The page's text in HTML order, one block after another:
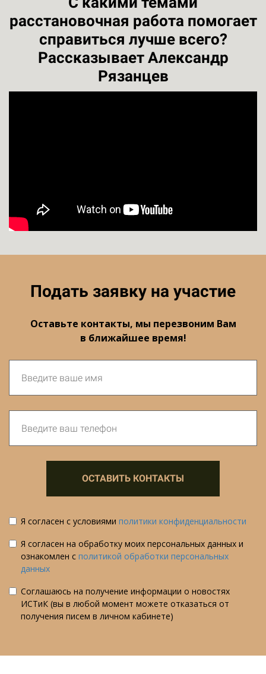
расстановочная работа помогает
справиться лучше всего?
Рассказывает Александр
Рязанцев
Подать заявку на участие
Оставьте контакты, мы перезвоним Вам
в ближайшее время!
ОСТАВИТЬ КОНТАКТЫ
Я согласен с условиями политики конфиденциальности
Я согласен на обработку моих персональных данных и
ознакомлен с политикой обработки персональных
данных
Соглашаюсь на получение информации о новостях
ИСТиК (вы в любой момент можете отказаться от
получения писем в личном кабинете)